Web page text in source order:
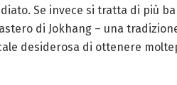
Se invece si tratta di più
di Jokhang – una
desiderosa di ottenere